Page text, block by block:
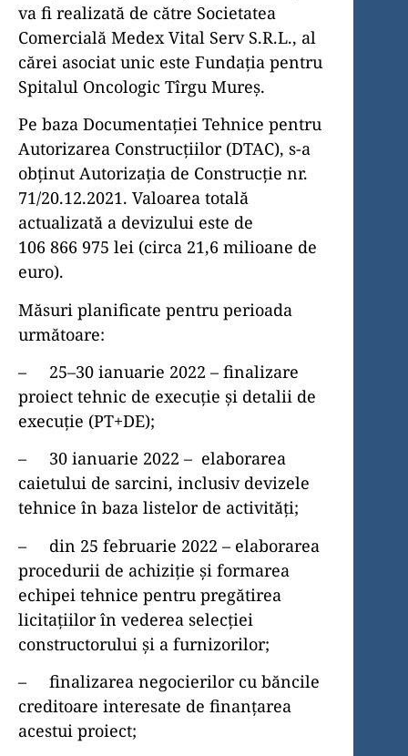
va fi realizată de către Societatea
Comercială Medex Vital Serv S.R.L., al
cărei asociat unic este Fundația pentru
Spitalul Oncologic Tîrgu Mureș.
Pe baza Documentației Tehnice pentru
Auto­ri­zarea Construcțiilor (DTAC), s-a
obținut Autori­zația de Construcție nr.
71/20.12.2021. Valoarea totală
actualizată a devizului este de
106 866 975 lei (circa 21,6 milioane de
euro).
Măsuri planificate pentru perioada
următoare:
– 25–30 ianuarie 2022 – finalizare
proiect tehnic de execuție și detalii de
execuție (PT+DE);
– 30 ianuarie 2022 – elaborarea
caietului de sarcini, inclusiv devizele
tehnice în baza listelor de activități;
– din 25 februarie 2022 – elaborarea
procedurii de achiziție și formarea
echipei tehnice pentru pregătirea
licitațiilor în vederea selecției
constructorului și a furnizorilor;
– finalizarea negocierilor cu băncile
creditoare interesate de finanțarea
acestui proiect;